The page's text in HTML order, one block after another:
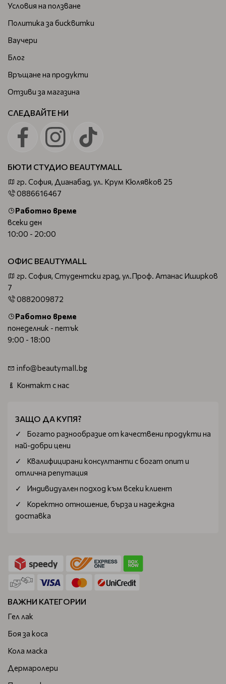
Условия на ползване
Политика за бисквитки
Ваучери
Блог
Връщане на продукти
Отзиви за магазина
СЛЕДВАЙТЕ НИ
БЮТИ СТУДИО BEAUTYMALL
гр. София, Дианабад, ул. Крум Кюлявков 25
0886616467
Работно време
всеки ден
10:00 - 20:00
ОФИС BEAUTYMALL
гр. София, Студентски град, ул.Проф. Атанас Иширков
7
0882009872
Работно време
понеделник - петък
9:00 - 18:00
info@beautymall.bg
Контакт с нас
ЗАЩО ДА КУПЯ?
Богатo разнообразие от качествени продукти на
най-добри цени
Квалифицирани консултанти с богат опит и
отлична репутация
Индивидуален подход към всеки клиент
Коректно отношение, бърза и надеждна
доставка
ВАЖНИ КАТЕГОРИИ
Гел лак
Боя за коса
Кола маска
Дермаролери